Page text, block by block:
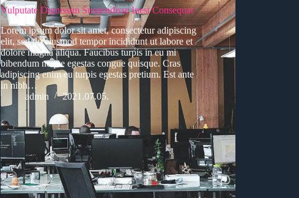
Vulputate Dignissim Suspendisse Inest Consequat
Lorem ipsum dolor sit amet, consectetur adipiscing
elit, sed do eiusmod tempor incididunt ut labore et
dolore magna aliqua. Faucibus turpis in eu mi
bibendum neque egestas congue quisque. Cras
adipiscing enim eu turpis egestas pretium. Est ante
in nibh…
admin
2021.07.05.